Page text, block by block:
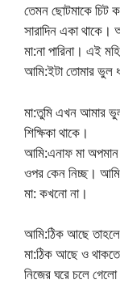
তেমন ছোটমাকে চিট
সারাদিন একা থাকে।
মা:না পারিনা। এই
আমি:ইটা তোমার
মা:তুমি এখন আমার
শিক্ষিকা থাকে।
আমি:এনাফ মা অপমান
ওপর কেন নিচ্ছ। আমি
মা: কখনো না।
আমি:ঠিক আছে
মা:ঠিক আছে ও
নিজের ঘরে চলে